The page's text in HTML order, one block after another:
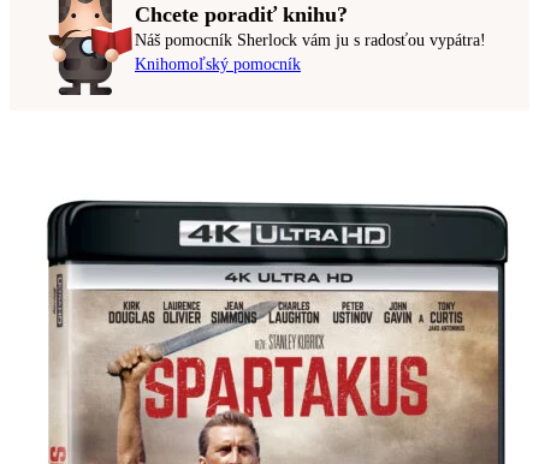
Chcete poradiť knihu?
Náš pomocník Sherlock vám ju s radosťou vypátra!
Knihomoľský pomocník